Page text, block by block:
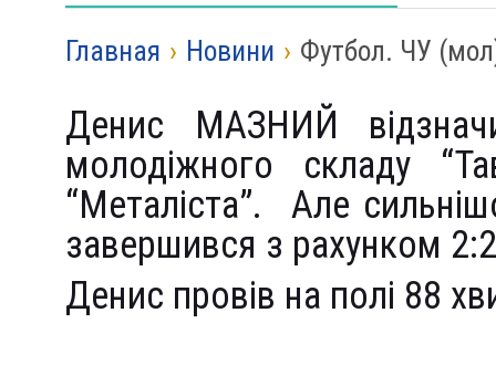
Главная › Новини › Футбол. ЧУ
Денис МАЗНИЙ
молодіжного складу
“Металіста”. Але
завершився з рахунком 2:2
Денис провів на полі 88